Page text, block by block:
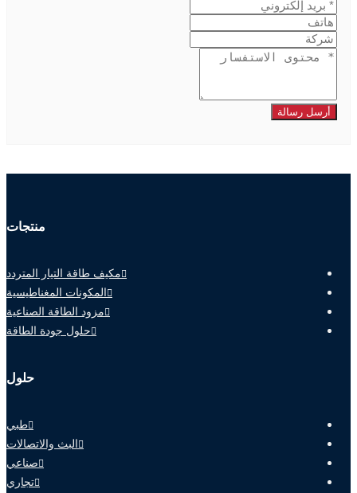
أرسل رسالة
منتجات
مكيف طاقة التيار المتردد
المكونات المغناطيسية
مزود الطاقة الصناعية
حلول جودة الطاقة
حلول
طبي
البث والاتصالات
صناعي
تجاري